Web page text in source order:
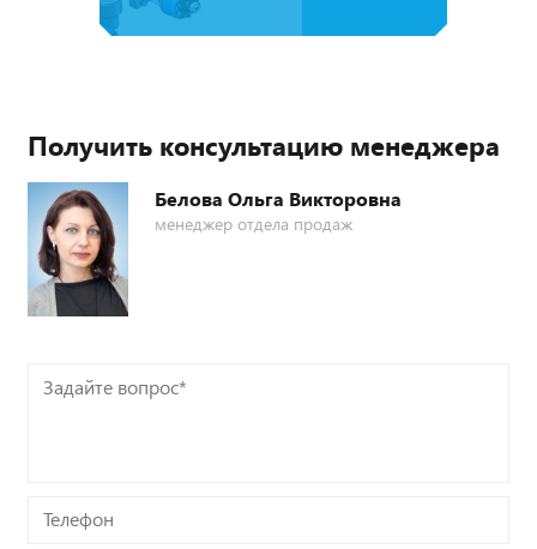
Получить консультацию менеджера
Белова Ольга Викторовна
менеджер отдела продаж
Задайте
вопрос*
Телефон